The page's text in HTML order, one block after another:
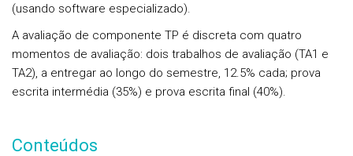
(usando software especializado).
A avaliação de componente TP é discreta com quatro
momentos de avaliação: dois trabalhos de avaliação (TA1 e
TA2), a entregar ao longo do semestre, 12.5% cada; prova
escrita intermédia (35%) e prova escrita final (40%).
Conteúdos